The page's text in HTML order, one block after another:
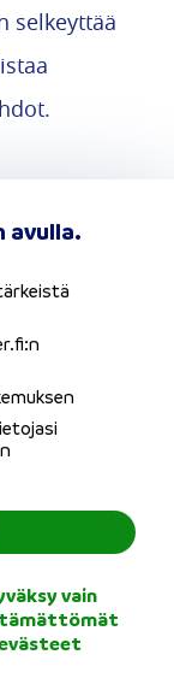
avulla.
vain
selkeyttää